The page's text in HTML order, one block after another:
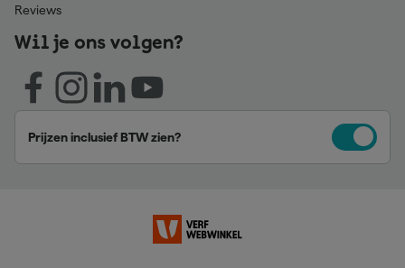
Reviews
Wil je ons volgen?
Prijzen inclusief BTW zien?